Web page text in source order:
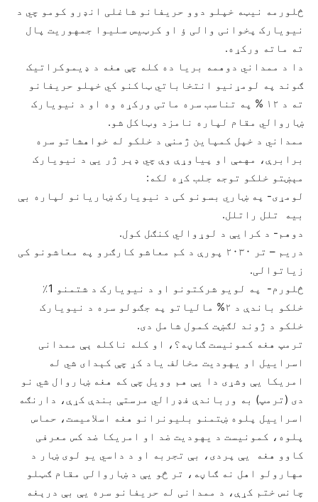
څلورمه نيټه خپلو دوو حریفانو شاغلی انډرو کومو چي د
نیویارک پخوانی والی ؤ او کرټيس سلیوا جمهوریت پال
ته ماته ورکړه.
دا د ممداني دوهمه بریا ده کله چې هغه د ډيموکراتيک
ګوند په لومړنيو انتخاباتي ټاکنو کي خپلو حريفانو
ته د ١٢ % په تناسب سره ماتی ورکړه وه او د نیویارک
ښاروالي مقام لپاره نامزد وټاکل شو.
ممداني د خپل کمپاین ژمنې د خلکو له خواهشاتو سره
برابرې، مهمې او پياوړې وې چي ډېر ژر يې د نیویارک
مېښتو خلکو توجه جلب کړه لکه:
لومړی- په ښاري بسونو کی د نیویارک ښاریانو لپاره بې
بيه تلل راتلل.
دوهم- د کرایې د لوړوالي کنګل کول.
دريم – تر ٢٠٣٠ پورې د کم معاشو کارګرو په معاشونو کی
زیاتوالی.
څلورم- په لویو شرکتونو او د نیویارک د شتمنو 1٪
خلکو باندې د ٢% مالیاتو په جګولو سره د نیویارک
خلکو د ژوند لګښت کمول شامل دی.
ترمپ هغه کمونیست ګاڼه؟، او کله ناکله ېې ممدانی
اسراييل او یهودیت مخالف یاد کړ چې کېدای شي له
امریکا یې وشړی دا یې هم وویل چې که هغه ښاروال شي نو
دی (ترمپ) به ورباندې فډرالي مرستې بندې کړې، دارنګه
اسراييل پلوه ښتمنو بلیونرانو هغه اسلاميست، حماس
پلوه، کمونیست د یهودیت ضد او امریکا ضد کس معرفی
کاوو هغه يې پردی، بې تجربه او د داسي یو لوی ښار د
مهارولو اهل نه ګاڼه، تر څو يې د ښاروالی مقام ګټلو
چانس ختم کړې، د ممدانی له حریفانو سره یې بې درېغه